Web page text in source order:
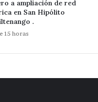
a ampliación de red
en San Hipólito
.
15 horas